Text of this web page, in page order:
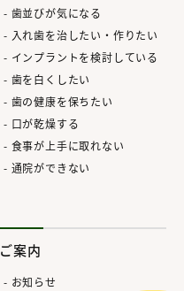
歯並びが気になる
入れ歯を治したい・作りたい
インプラントを検討している
歯を白くしたい
歯の健康を保ちたい
口が乾燥する
食事が上手に取れない
通院ができない
ご案内
お知らせ